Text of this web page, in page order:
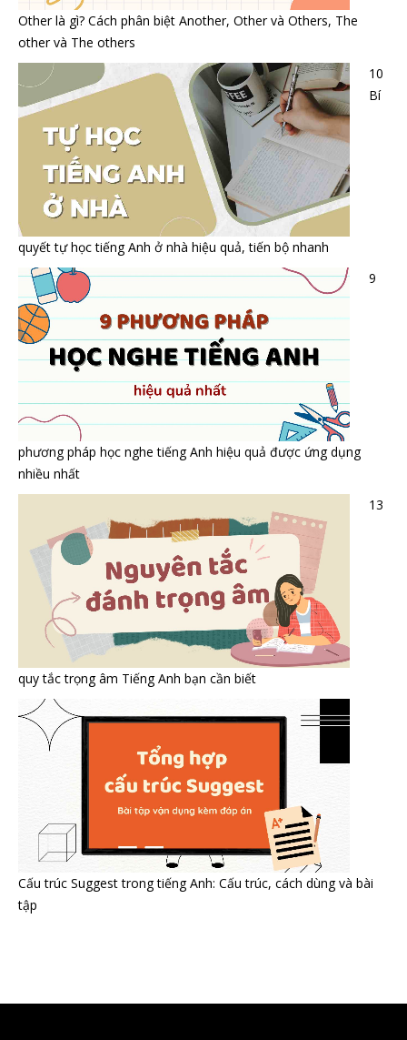
Other là gì? Cách phân biệt Another, Other và Others, The
other và The others
10
Bí
quyết tự học tiếng Anh ở nhà hiệu quả, tiến bộ nhanh
9
phương pháp học nghe tiếng Anh hiệu quả được ứng dụng
nhiều nhất
13
quy tắc trọng âm Tiếng Anh bạn cần biết
Cấu trúc Suggest trong tiếng Anh: Cấu trúc, cách dùng và bài
tập